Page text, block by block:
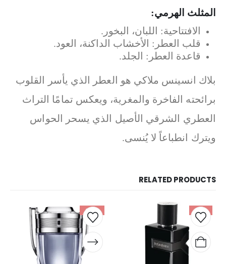
المثلث الهرمي:
الافتتاحية: اللبان، البخور.
قلب العطر: الأخشاب الداكنة، العود.
قاعدة العطر: الجلد.
بلاك انسينس ملاكي هو العطر الذي يأسر القلوب
برائحته الفاخرة والمغرية، ويعكس تمامًا التراث
العطري الشرقي الأصيل الذي يسحر الحواس
ويترك انطباعاً لا يُنسى.
RELATED PRODUCTS
-13%
-23%